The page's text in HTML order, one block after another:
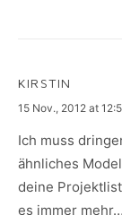
KIRSTIN
says:
15 Nov., 2012 at
Ich muss
ähnliches
deine
es immer mehr…